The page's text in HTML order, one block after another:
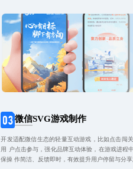
开发适配微信生态的轻量互动游戏，比如点击闯
用 户点击参与，强化品牌互动体验，在游戏进程
保操 作简洁、反馈即时，有效提升用户停留与分
微信SVG游戏制作